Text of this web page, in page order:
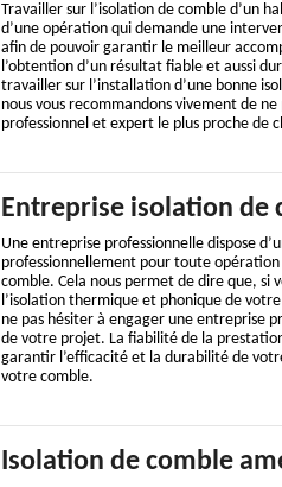
Travailler sur l’isolation de comble d’un
d’une opération qui demande une
afin de pouvoir garantir le meilleur
l’obtention d’un résultat fiable et aussi
travailler sur l’installation d’une bonne
nous vous recommandons vivement de
professionnel et expert le plus proche de
Entreprise isolation de
Une entreprise professionnelle dispose
professionnellement pour toute
comble. Cela nous permet de dire que,
l’isolation thermique et phonique de
ne pas hésiter à engager une entreprise
de votre projet. La fiabilité de la
garantir l’efficacité et la durabilité de
votre comble.
Isolation de comble